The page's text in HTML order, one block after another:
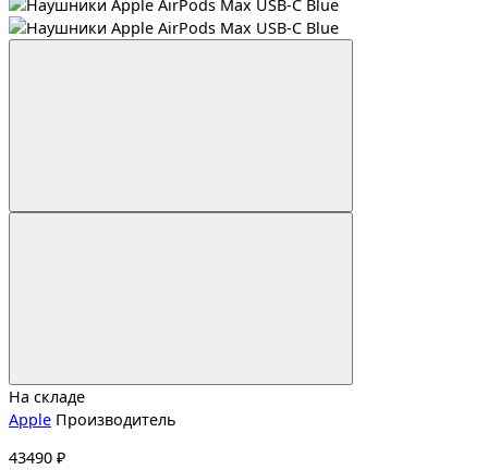
На складе
Apple Производитель
43490 ₽